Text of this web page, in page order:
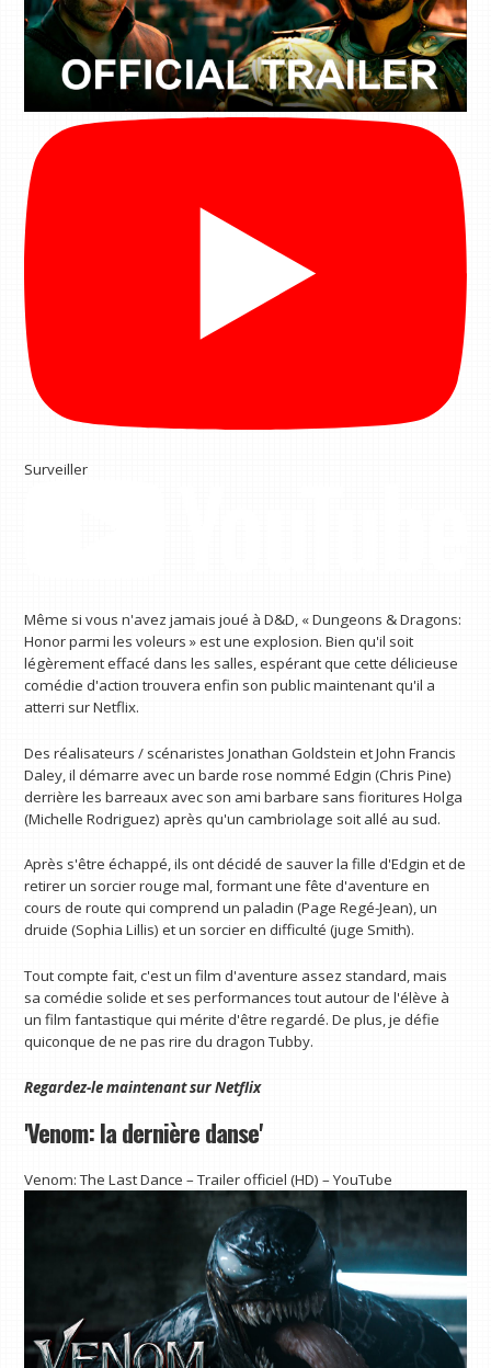
Surveiller
Même si vous n'avez jamais joué à D&D, « Dungeons & Dragons:
Honor parmi les voleurs » est une explosion. Bien qu'il soit
légèrement effacé dans les salles, espérant que cette délicieuse
comédie d'action trouvera enfin son public maintenant qu'il a
atterri sur Netflix.
Des réalisateurs / scénaristes Jonathan Goldstein et John Francis
Daley, il démarre avec un barde rose nommé Edgin (Chris Pine)
derrière les barreaux avec son ami barbare sans fioritures Holga
(Michelle Rodriguez) après qu'un cambriolage soit allé au sud.
Après s'être échappé, ils ont décidé de sauver la fille d'Edgin et de
retirer un sorcier rouge mal, formant une fête d'aventure en
cours de route qui comprend un paladin (Page Regé-Jean), un
druide (Sophia Lillis) et un sorcier en difficulté (juge Smith).
Tout compte fait, c'est un film d'aventure assez standard, mais
sa comédie solide et ses performances tout autour de l'élève à
un film fantastique qui mérite d'être regardé. De plus, je défie
quiconque de ne pas rire du dragon Tubby.
Regardez-le maintenant surNetflix
'Venom: la dernière danse'
Venom: The Last Dance – Trailer officiel (HD) – YouTube